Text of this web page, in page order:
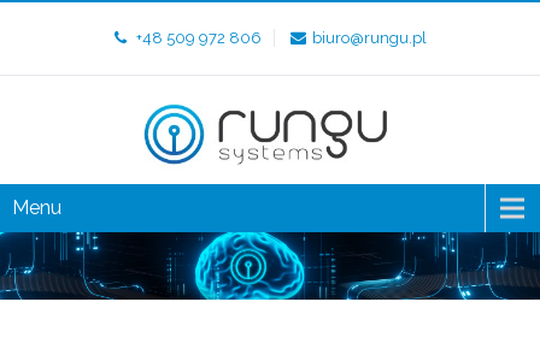
+48 509 972 806 biuro@rungu.pl
Menu